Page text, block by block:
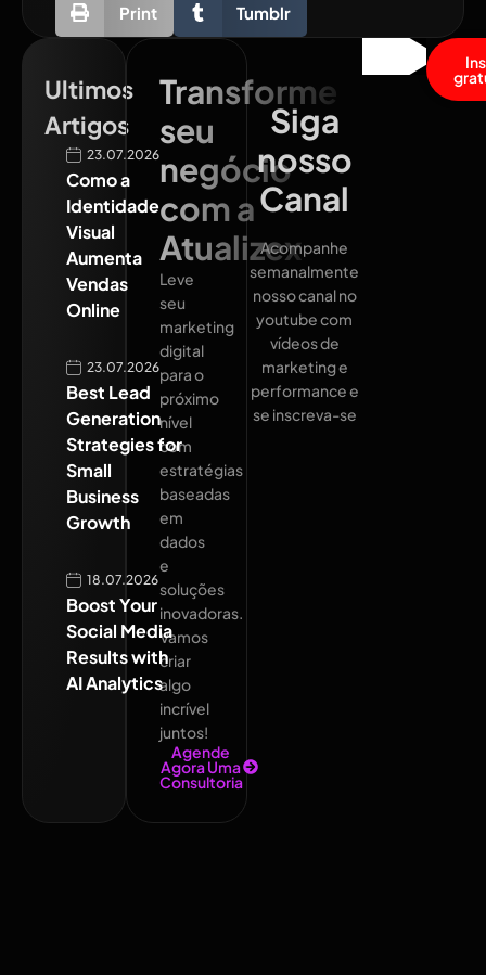
Ultimos
Artigos
23.07.2026
Como a
Identidade
Visual
Aumenta
Vendas
Online
23.07.2026
Best Lead
Generation
Strategies for
Small
Business
Growth
18.07.2026
Boost Your
Social Media
Results with
AI Analytics
Transforme
seu
negócio
com a
Atualizex
Leve
seu
marketing
digital
para o
próximo
nível
com
estratégias
baseadas
em
dados
e
soluções
inovadoras.
Vamos
criar
algo
incrível
juntos!
Agende
Agora Uma
Consultoria
Siga
nosso
Canal
Acompanhe
semanalmente
nosso canal no
youtube com
vídeos de
marketing e
performance e
se inscreva-se
Print Tumblr